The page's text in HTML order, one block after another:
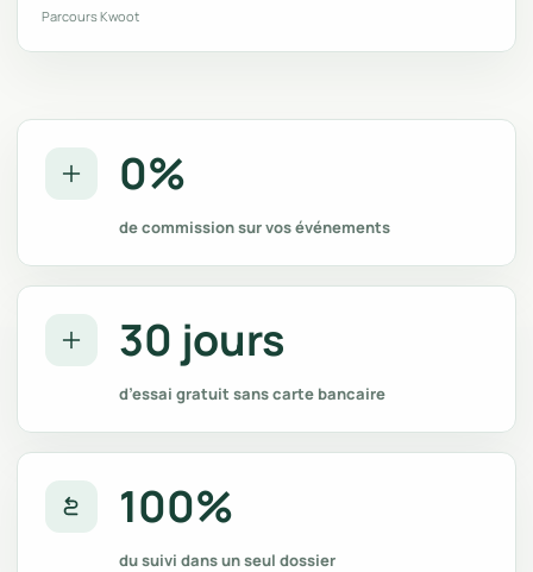
Parcours Kwoot
0%
de commission sur vos événements
30 jours
d’essai gratuit sans carte bancaire
100%
du suivi dans un seul dossier